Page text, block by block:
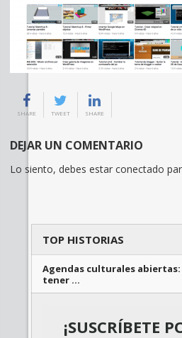
SHARE TWEET SHARE
DEJAR UN COMENTARIO
Lo siento, debes estar conectado
TOP HISTORIAS
Agendas culturales
tener …
¡SUSCRÍBETE